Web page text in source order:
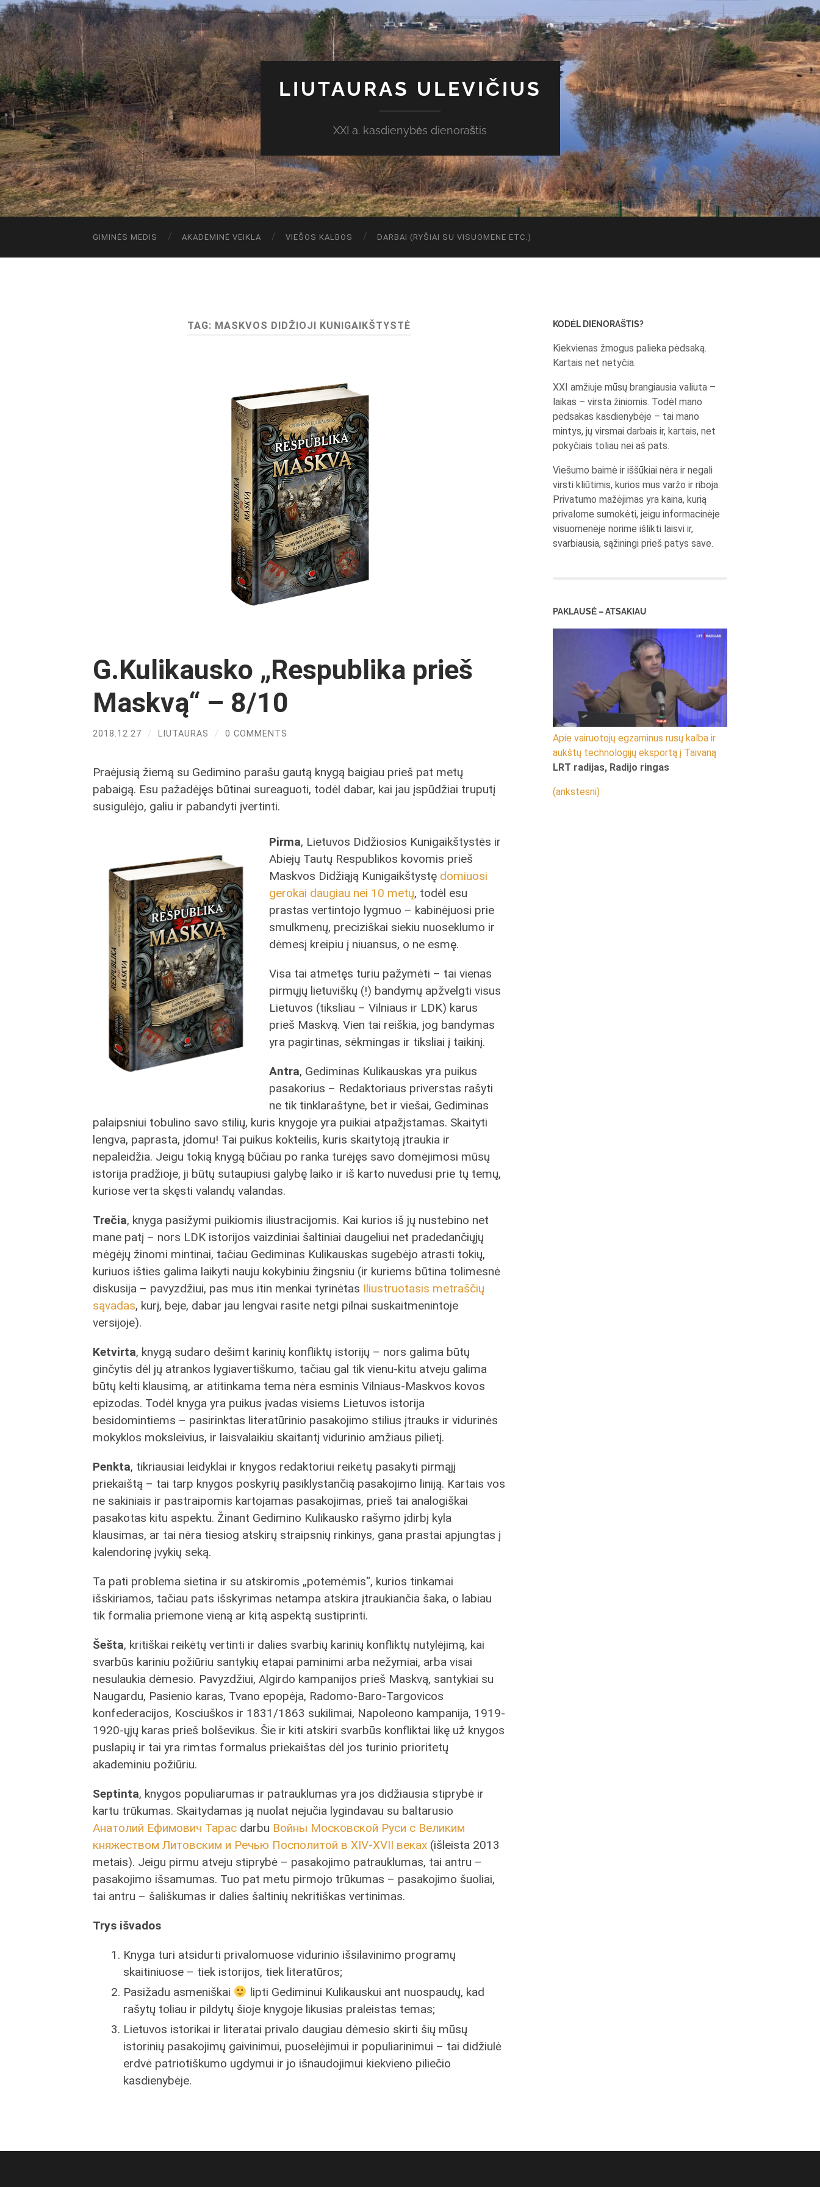
LIUTAURAS ULEVIČIUS
XXI a. kasdienybės dienoraštis
GIMINĖS MEDIS AKADEMINĖ VEIKLA VIEŠOS KALBOS DARBAI (RYŠIAI SU VISUOMENE ETC.)
TAG: MASKVOS DIDŽIOJI KUNIGAIKŠTYSTĖ
G.Kulikausko „Respublika prieš
Maskvą“ – 8/10
2018.12.27 / LIUTAURAS / 0 COMMENTS
Praėjusią žiemą su Gedimino parašu gautą knygą baigiau prieš pat metų
pabaigą. Esu pažadėjęs būtinai sureaguoti, todėl dabar, kai jau įspūdžiai truputį
susigulėjo, galiu ir pabandyti įvertinti.
Pirma, Lietuvos Didžiosios Kunigaikštystės ir
Abiejų Tautų Respublikos kovomis prieš
Maskvos Didžiąją Kunigaikštystę domiuosi
gerokai daugiau nei 10 metų, todėl esu
prastas vertintojo lygmuo – kabinėjuosi prie
smulkmenų, preciziškai siekiu nuoseklumo ir
dėmesį kreipiu į niuansus, o ne esmę.
Visa tai atmetęs turiu pažymėti – tai vienas
pirmųjų lietuviškų (!) bandymų apžvelgti visus
Lietuvos (tiksliau – Vilniaus ir LDK) karus
prieš Maskvą. Vien tai reiškia, jog bandymas
yra pagirtinas, sėkmingas ir tiksliai į taikinį.
Antra, Gediminas Kulikauskas yra puikus
pasakorius – Redaktoriaus priverstas rašyti
ne tik tinklaraštyne, bet ir viešai, Gediminas
palaipsniui tobulino savo stilių, kuris knygoje yra puikiai atpažįstamas. Skaityti
lengva, paprasta, įdomu! Tai puikus kokteilis, kuris skaitytoją įtraukia ir
nepaleidžia. Jeigu tokią knygą būčiau po ranka turėjęs savo domėjimosi mūsų
istorija pradžioje, ji būtų sutaupiusi galybę laiko ir iš karto nuvedusi prie tų temų,
kuriose verta skęsti valandų valandas.
Trečia, knyga pasižymi puikiomis iliustracijomis. Kai kurios iš jų nustebino net
mane patį – nors LDK istorijos vaizdiniai šaltiniai daugeliui net pradedančiųjų
mėgėjų žinomi mintinai, tačiau Gediminas Kulikauskas sugebėjo atrasti tokių,
kuriuos išties galima laikyti nauju kokybiniu žingsniu (ir kuriems būtina tolimesnė
diskusija – pavyzdžiui, pas mus itin menkai tyrinėtas Iliustruotasis metraščių
sąvadas, kurį, beje, dabar jau lengvai rasite netgi pilnai suskaitmenintoje
versijoje).
Ketvirta, knygą sudaro dešimt karinių konfliktų istorijų – nors galima būtų
ginčytis dėl jų atrankos lygiavertiškumo, tačiau gal tik vienu-kitu atveju galima
būtų kelti klausimą, ar atitinkama tema nėra esminis Vilniaus-Maskvos kovos
epizodas. Todėl knyga yra puikus įvadas visiems Lietuvos istorija
besidomintiems – pasirinktas literatūrinio pasakojimo stilius įtrauks ir vidurinės
mokyklos moksleivius, ir laisvalaikiu skaitantį vidurinio amžiaus pilietį.
Penkta, tikriausiai leidyklai ir knygos redaktoriui reikėtų pasakyti pirmąjį
priekaištą – tai tarp knygos poskyrių pasiklystančią pasakojimo liniją. Kartais vos
ne sakiniais ir pastraipomis kartojamas pasakojimas, prieš tai analogiškai
pasakotas kitu aspektu. Žinant Gedimino Kulikausko rašymo įdirbį kyla
klausimas, ar tai nėra tiesiog atskirų straipsnių rinkinys, gana prastai apjungtas į
kalendorinę įvykių seką.
Ta pati problema sietina ir su atskiromis „potemėmis“, kurios tinkamai
išskiriamos, tačiau pats išskyrimas netampa atskira įtraukiančia šaka, o labiau
tik formalia priemone vieną ar kitą aspektą sustiprinti.
Šešta, kritiškai reikėtų vertinti ir dalies svarbių karinių konfliktų nutylėjimą, kai
svarbūs kariniu požiūriu santykių etapai paminimi arba nežymiai, arba visai
nesulaukia dėmesio. Pavyzdžiui, Algirdo kampanijos prieš Maskvą, santykiai su
Naugardu, Pasienio karas, Tvano epopėja, Radomo-Baro-Targovicos
konfederacijos, Kosciuškos ir 1831/1863 sukilimai, Napoleono kampanija, 1919-
1920-ųjų karas prieš bolševikus. Šie ir kiti atskiri svarbūs konfliktai likę už knygos
puslapių ir tai yra rimtas formalus priekaištas dėl jos turinio prioritetų
akademiniu požiūriu.
Septinta, knygos populiarumas ir patrauklumas yra jos didžiausia stiprybė ir
kartu trūkumas. Skaitydamas ją nuolat nejučia lygindavau su baltarusio
Анатолий Ефимович Тарас darbu Войны Московской Руси с Великим
княжеством Литовским и Речью Посполитой в XIV-XVII веках (išleista 2013
metais). Jeigu pirmu atveju stiprybė – pasakojimo patrauklumas, tai antru –
pasakojimo išsamumas. Tuo pat metu pirmojo trūkumas – pasakojimo šuoliai,
tai antru – šališkumas ir dalies šaltinių nekritiškas vertinimas.
Trys išvados
Knyga turi atsidurti privalomuose vidurinio išsilavinimo programų
skaitiniuose – tiek istorijos, tiek literatūros;
Pasižadu asmeniškai
lipti Gediminui Kulikauskui ant nuospaudų, kad
rašytų toliau ir pildytų šioje knygoje likusias praleistas temas;
Lietuvos istorikai ir literatai privalo daugiau dėmesio skirti šių mūsų
istorinių pasakojimų gaivinimui, puoselėjimui ir populiarinimui – tai didžiulė
erdvė patriotiškumo ugdymui ir jo išnaudojimui kiekvieno piliečio
kasdienybėje.
KODĖL DIENORAŠTIS?
Kiekvienas žmogus palieka pėdsaką.
Kartais net netyčia.
XXI amžiuje mūsų brangiausia valiuta –
laikas – virsta žiniomis. Todėl mano
pėdsakas kasdienybėje – tai mano
mintys, jų virsmai darbais ir, kartais, net
pokyčiais toliau nei aš pats.
Viešumo baimė ir iššūkiai nėra ir negali
virsti kliūtimis, kurios mus varžo ir riboja.
Privatumo mažėjimas yra kaina, kurią
privalome sumokėti, jeigu informacinėje
visuomenėje norime išlikti laisvi ir,
svarbiausia, sąžiningi prieš patys save.
PAKLAUSĖ – ATSAKIAU
Apie vairuotojų egzaminus rusų kalba ir
aukštų technologijų eksportą į Taivaną
LRT radijas, Radijo ringas
(ankstesni)